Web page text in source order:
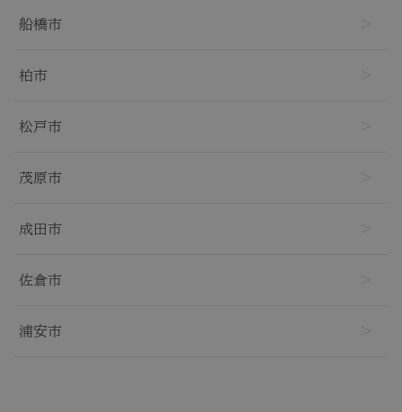
船橋市
柏市
松戸市
茂原市
成田市
佐倉市
浦安市